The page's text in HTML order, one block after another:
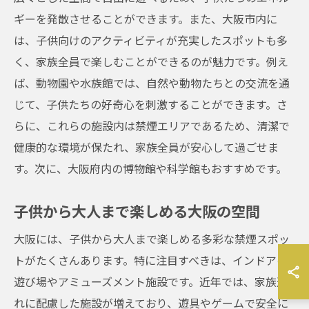
ギーを発散させることができます。また、大阪市内に
は、子供向けのアクティビティが充実したスポットも多
く、家族全員で楽しむことができるのが魅力です。例え
ば、動物園や水族館では、自然や動物たちとの交流を通
じて、子供たちの好奇心を刺激することができます。さ
らに、これらの施設内は禁煙エリアであるため、清潔で
健康的な環境が保たれ、家族全員が安心して過ごせま
す。次に、大阪府内の博物館や科学館もおすすめです。
子供から大人まで楽しめる大阪の空間
大阪には、子供から大人まで楽しめる多彩な禁煙スポッ
トがたくさんあります。特に注目すべきは、インドアの
遊び場やアミューズメント施設です。近年では、家族連
れに配慮した施設が増えており、遊具やゲームで安全に